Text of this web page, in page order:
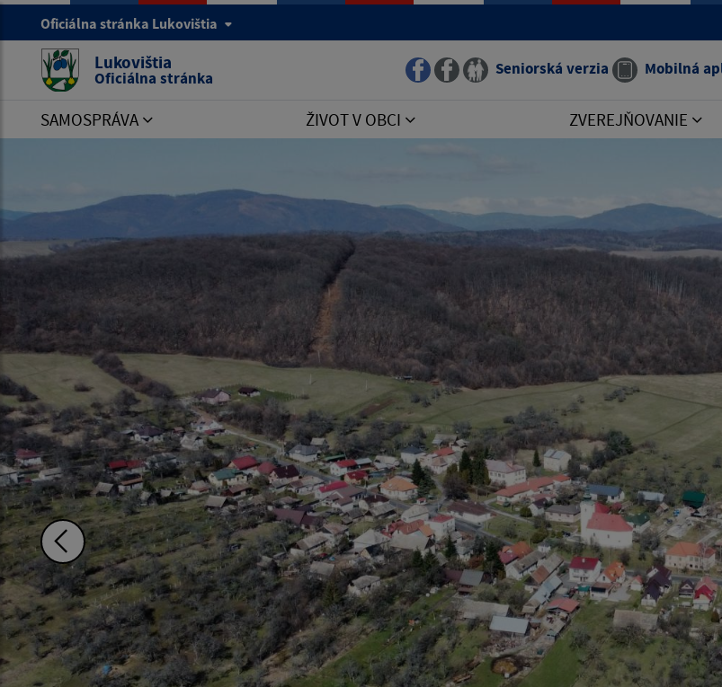
Oficiálna stránka Lukovištia
Lukovištia
Oficiálna stránka Seniorská verzia Mobilná
SAMOSPRÁVA ŽIVOT V OBCI ZVEREJŇOVANIE